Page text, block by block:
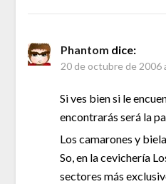
Phantom dice:
20 de octubre de 2006
Si ves bien si le
encontrarás será la
Los camarones y
So, en la cevichería
sectores más